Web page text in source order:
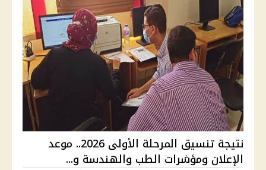
نتيجة تنسيق المرحلة الأولى 2026.. موعد
الإعلان ومؤشرات الطب والهندسة و...